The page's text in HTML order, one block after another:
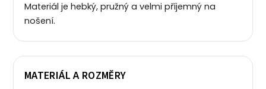
Materiál je hebký, pružný a velmi příjemný na
nošení.
MATERIÁL A ROZMĚRY